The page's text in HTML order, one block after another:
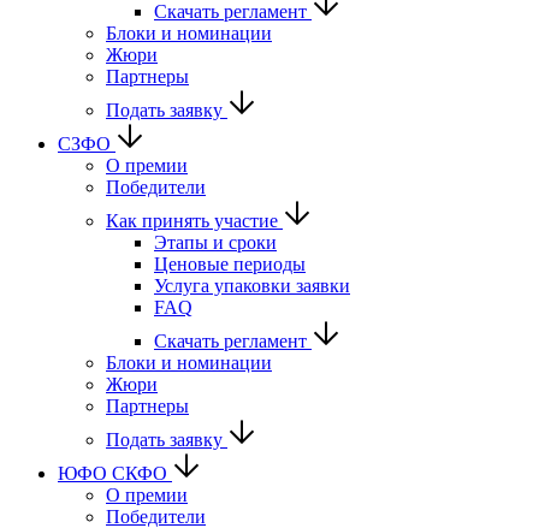
Скачать регламент
Блоки и номинации
Жюри
Партнеры
Подать заявку
СЗФО
О премии
Победители
Как принять участие
Этапы и сроки
Ценовые периоды
Услуга упаковки заявки
FAQ
Скачать регламент
Блоки и номинации
Жюри
Партнеры
Подать заявку
ЮФО СКФО
О премии
Победители